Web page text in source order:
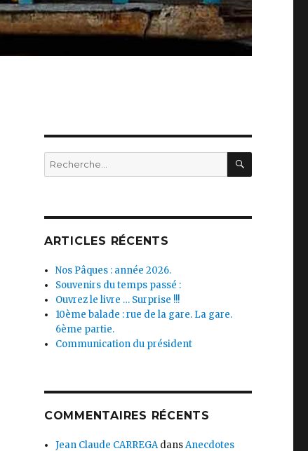
Recherche
pour :
ARTICLES RÉCENTS
Nos Pâques : année 2026.
Souvenirs du temps passé :
Ouvrez le livre … Surprise !!!
10ème balade : rue de la gare. La gare.
6ème partie.
Communication du président
COMMENTAIRES RÉCENTS
Jean Claude CARREGAdansAnecdotes